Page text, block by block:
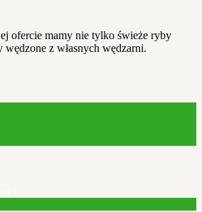
ofercie mamy nie tylko świeże ryby
z własnych wędzarni.